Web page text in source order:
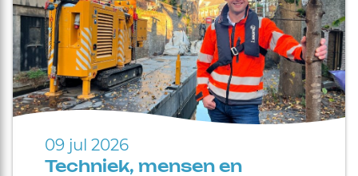
09 jul 2026
Techniek, mensen en